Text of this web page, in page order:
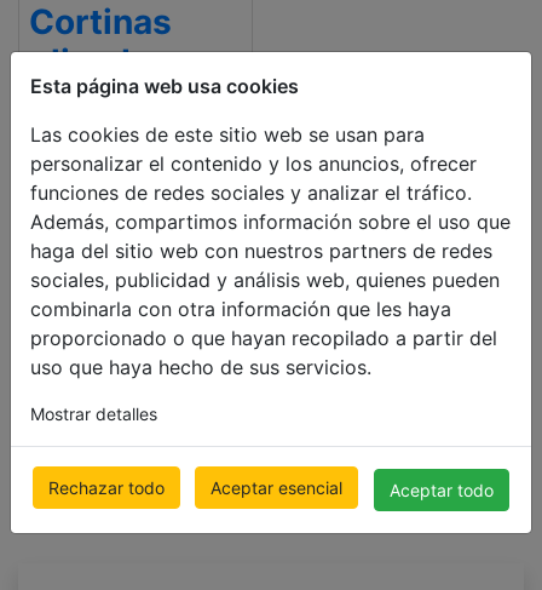
Esta página web usa cookies
Las cookies de este sitio web se usan para
personalizar el contenido y los anuncios, ofrecer
funciones de redes sociales y analizar el tráfico.
Además, compartimos información sobre el uso que
haga del sitio web con nuestros partners de redes
sociales, publicidad y análisis web, quienes pueden
combinarla con otra información que les haya
proporcionado o que hayan recopilado a partir del
uso que haya hecho de sus servicios.
Mostrar detalles
Rechazar todo Aceptar esencial Aceptar todo
Cortinas
plisadas
doble
opacos
500 x 1000mm
€ 147.26
Precio con IVA incluido